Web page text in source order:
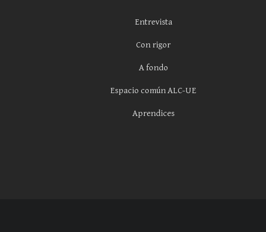
Entrevista
Con rigor
A fondo
Espacio común ALC-UE
Aprendices